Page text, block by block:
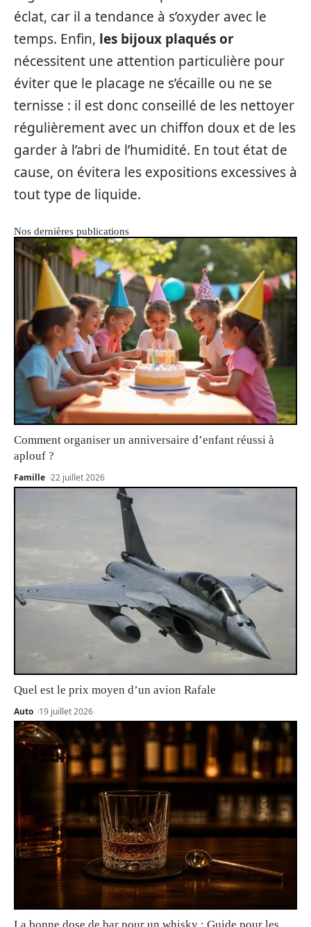
éclat, car il a tendance à s’oxyder avec le
temps. Enfin, les bijoux plaqués or
nécessitent une attention particulière pour
éviter que le placage ne s’écaille ou ne se
ternisse : il est donc conseillé de les nettoyer
régulièrement avec un chiffon doux et de les
garder à l’abri de l’humidité. En tout état de
cause, on évitera les expositions excessives à
tout type de liquide.
Nos dernières publications
Comment organiser un anniversaire d’enfant réussi à
aplouf ?
Famille 22 juillet 2026
Quel est le prix moyen d’un avion Rafale
Auto 19 juillet 2026
La bonne dose de bar pour un whisky : Guide pour les